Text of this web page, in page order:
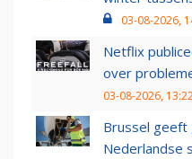
03-08-2026,
Netflix
over
03-08-2026,
Brussel geeft
Nederlandse